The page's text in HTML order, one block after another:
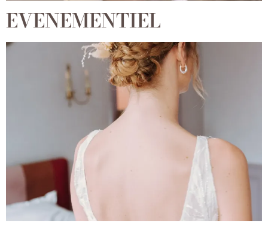
EVENEMENTIEL